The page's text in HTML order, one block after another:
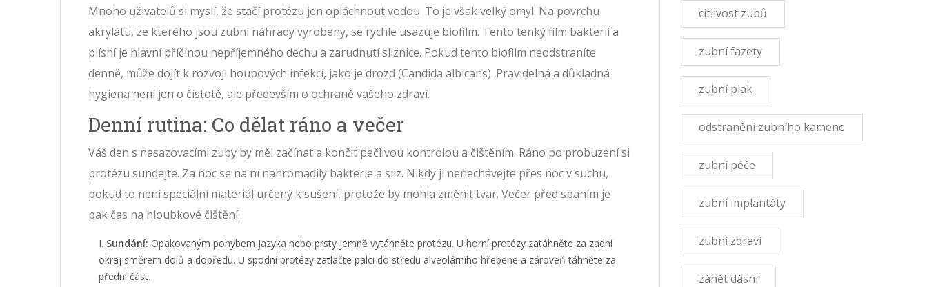
Mnoho uživatelů si myslí, že stačí protézu jen opláchnout vodou. To je však velký omyl. Na povrchu
akrylátu, ze kterého jsou zubní náhradyvyrobeny, se rychle usazuje biofilm. Tento tenký film bakterií a
plísní je hlavní příčinou nepříjemného dechu a zarudnutí sliznice. Pokud tento biofilm neodstraníte
denně, může dojít k rozvoji houbových infekcí, jako je drozd (Candida albicans). Pravidelná a důkladná
hygiena není jen o čistotě, ale především o ochraně vašeho zdraví.
Denní rutina: Co dělat ráno a večer
Váš den s nasazovacími zuby by měl začínat a končit pečlivou kontrolou a čištěním. Ráno po probuzení si
protézu sundejte. Za noc se na ní nahromadily bakterie a sliz. Nikdy ji nenechávejte přes noc v suchu,
pokud to není speciální materiál určený k sušení, protože by mohla změnit tvar. Večer před spaním je
pak čas na hloubkové čištění.
Sundání: Opakovaným pohybem jazyka nebo prsty jemně vytáhněte protézu. U horní protézy zatáhněte za zadní
okraj směrem dolů a dopředu. U spodní protézy zatlačte palci do středu alveolárního hřebene a zároveň táhněte za
přední část.
citlivost zubů
zubní fazety
zubní plak
odstranění zubního kamene
zubní péče
zubní implantáty
zubní zdraví
zánět dásní